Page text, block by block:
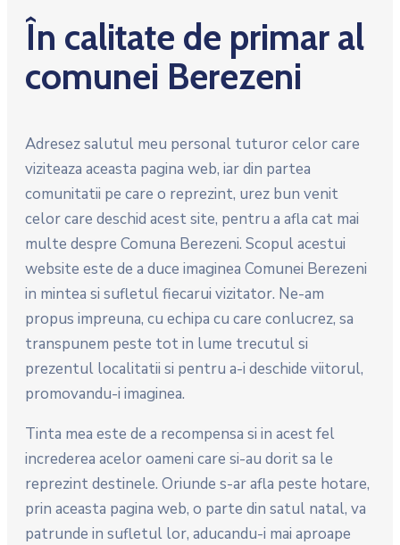
În calitate de primar al
comunei Berezeni
Adresez salutul meu personal tuturor celor care
viziteaza aceasta pagina web, iar din partea
comunitatii pe care o reprezint, urez bun venit
celor care deschid acest site, pentru a afla cat mai
multe despre Comuna Berezeni. Scopul acestui
website este de a duce imaginea Comunei Berezeni
in mintea si sufletul fiecarui vizitator. Ne-am
propus impreuna, cu echipa cu care conlucrez, sa
transpunem peste tot in lume trecutul si
prezentul localitatii si pentru a-i deschide viitorul,
promovandu-i imaginea.
Tinta mea este de a recompensa si in acest fel
increderea acelor oameni care si-au dorit sa le
reprezint destinele. Oriunde s-ar afla peste hotare,
prin aceasta pagina web, o parte din satul natal, va
patrunde in sufletul lor, aducandu-i mai aproape